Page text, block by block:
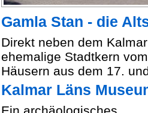
Gamla Stan - die
Direkt neben dem
ehemalige Stadtkern
Häusern aus dem 17.
Kalmar Läns
Ein archäologisches